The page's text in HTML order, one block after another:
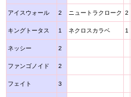
アイスウォール 2 ニュートラクローク 2
キングトータス 1 ネクロスカラベ 1
ネッシー 2
ファンゴノイド 2
フェイト 3